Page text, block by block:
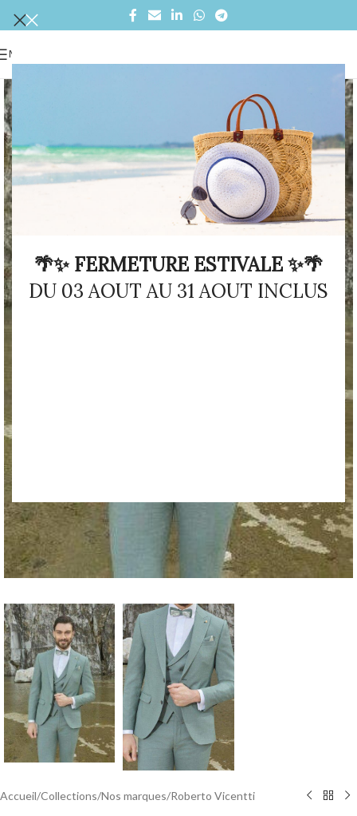
🌴✨ FERMETURE ESTIVALE ✨🌴
DU 03 AOUT AU 31 AOUT INCLUS
MENU
Accueil/Collections/Nos marques/Roberto Vicentti